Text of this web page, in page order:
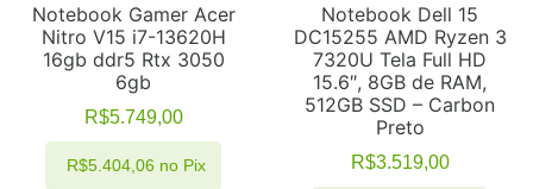
Notebook Gamer Acer
Nitro V15 i7-13620H
16gb ddr5 Rtx 3050
6gb
R$5.749,00
R$5.404,06 no Pix
Notebook Dell 15
DC15255 AMD Ryzen 3
7320U Tela Full HD
15.6″, 8GB de RAM,
512GB SSD – Carbon
Preto
R$3.519,00